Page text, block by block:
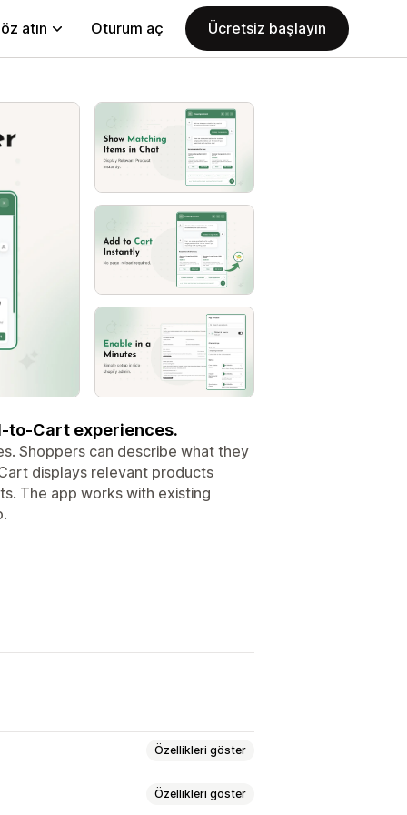
atın Oturum aç Ücretsiz başlayın
to-Cart experiences.
Shoppers can describe what they
displays relevant products
The app works with existing
Özellikleri göster
Özellikleri göster